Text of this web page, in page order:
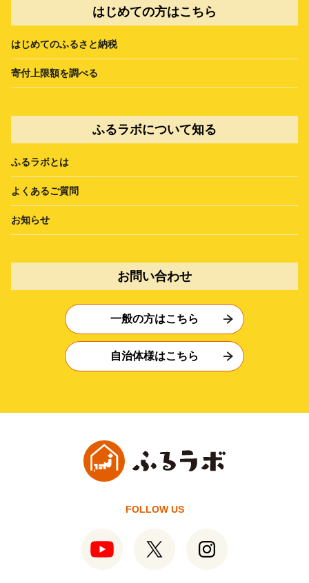
はじめての方はこちら
はじめてのふるさと納税
寄付上限額を調べる
ふるラボについて知る
ふるラボとは
よくあるご質問
お知らせ
お問い合わせ
一般の方はこちら
自治体様はこちら
FOLLOW US